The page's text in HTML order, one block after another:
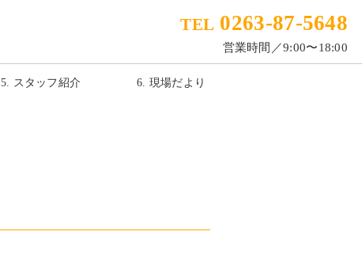
TEL 0263-87-5648
営業時間／9:00〜18:00
5. スタッフ紹介 6. 現場だより